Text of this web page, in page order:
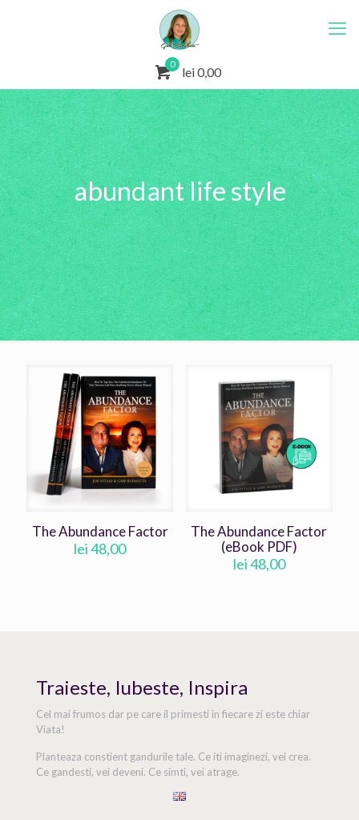
0
lei 0,00
abundant life style
The Abundance Factor
lei48,00
The Abundance Factor
(eBook PDF)
lei48,00
Traieste, Iubeste, Inspira
Cel mai frumos dar pe care il primesti in fiecare zi este chiar
Viata!
Planteaza constient gandurile tale. Ce iti imaginezi, vei crea.
Ce gandesti, vei deveni. Ce simti, vei atrage.